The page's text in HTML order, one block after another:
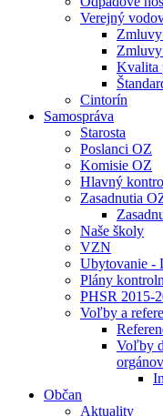
Verejný
Kvalita
Cintorín
Samospráva
Starosta
Poslanci OZ
Komisie OZ
Hlavný
Zasadnutia
Naše školy
VZN
Ubytovanie -
Plány
PHSR 2015-
Voľby a
Voľby
Občan
Aktuality